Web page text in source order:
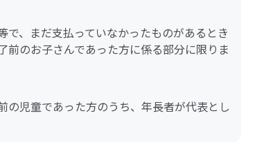
で、まだ支払っていなかったものがあるとき
のお子さんであった方に係る部分に限りま
の児童であった方のうち、年長者が代表とし